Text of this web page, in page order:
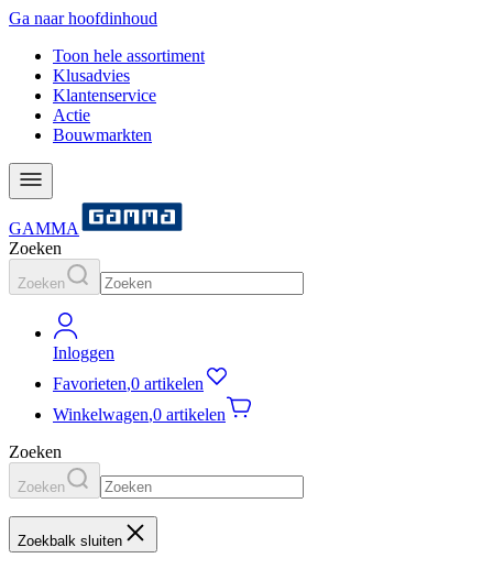
Ga naar hoofdinhoud
Toon hele assortiment
Klusadvies
Klantenservice
Actie
Bouwmarkten
GAMMA
Zoeken
Zoeken
Inloggen
Favorieten,0 artikelen
Winkelwagen,0 artikelen
Zoeken
Zoeken
Zoekbalk sluiten